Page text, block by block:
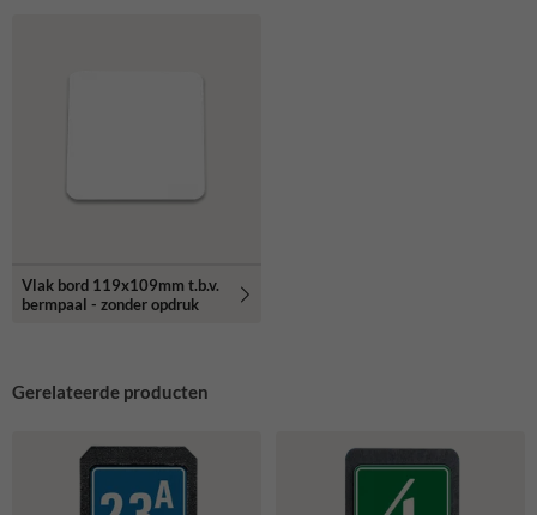
Vlak bord 119x109mm t.b.v.
bermpaal - zonder opdruk
Gerelateerde producten